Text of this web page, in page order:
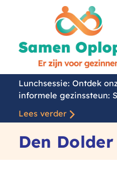
Lunchsessie: Ontdek
informele gezinssteun:
Lees verder
Den Dolder